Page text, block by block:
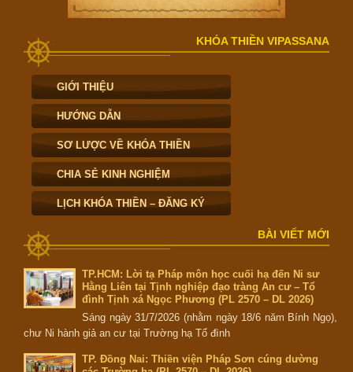
KHÓA THIỀN VIPASSANA
GIỚI THIỆU
HƯỚNG DẪN
SƠ LƯỢC VỀ KHÓA THIỀN
CHIA SẺ KINH NGHIỆM
LỊCH KHÓA THIỀN – ĐĂNG KÝ
BÀI VIẾT MỚI
TP.HCM: Lời tạ Pháp môn học cuối hạ đến Ni sư
Hằng Liên tại Tịnh nghiệp đạo tràng An cư – Tổ
đình Tịnh xá Ngọc Phương (PL 2570 – DL 2026)
Sáng ngày 31/7/2026 (nhằm ngày 18/6 năm Bính Ngọ),
chư Ni hành giả an cư tại Trường hạ Tổ đình
TP. Đồng Nai: Thiền viện Pháp Sơn cúng dường